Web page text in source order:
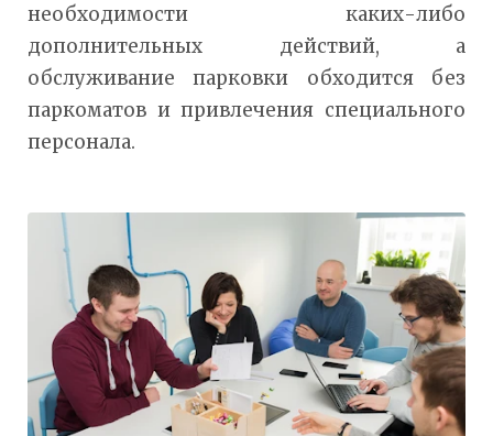
необходимости каких-либо
дополнительных действий, а
обслуживание парковки обходится без
паркоматов и привлечения специального
персонала.